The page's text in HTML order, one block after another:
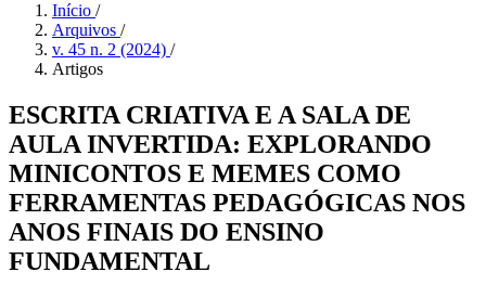
Início /
Arquivos /
v. 45 n. 2 (2024) /
Artigos
ESCRITA CRIATIVA E A SALA DE
AULA INVERTIDA: EXPLORANDO
MINICONTOS E MEMES COMO
FERRAMENTAS PEDAGÓGICAS NOS
ANOS FINAIS DO ENSINO
FUNDAMENTAL